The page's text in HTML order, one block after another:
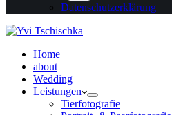
Datenschutzerklärung
Home
about
Wedding
Leistungen
Tierfotografie